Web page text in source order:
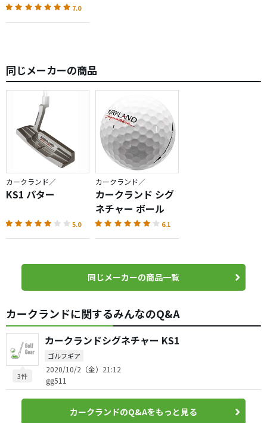
7.0
同じメーカーの商品
カークランド／
KS1 パター
5.0
カークランド／
カークランド シグ
ネチャー ボール
6.1
同じメーカーの商品一覧
カークランドに関するみんなのQ&A
3件
カークランドシグネチャー KS1
ゴルフギア
2020/10/2（金）21:12
gg511
カークランドのQ&Aをもっと見る